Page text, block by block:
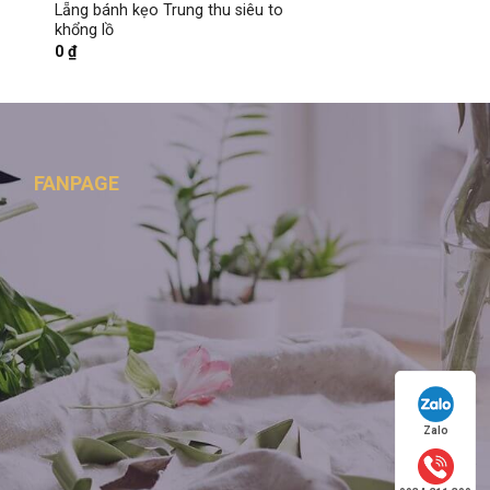
Lẵng bánh kẹo Trung thu siêu to
khổng lồ
0 ₫
FANPAGE
Zalo